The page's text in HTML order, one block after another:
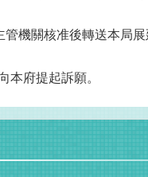
機關核准後轉送本局
本府提起訴願。